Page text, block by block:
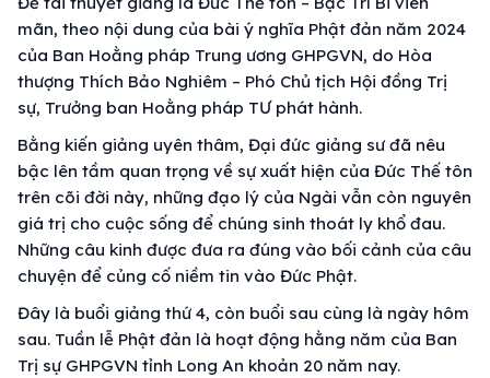
mãn, theo nội dung của bài ý nghĩa Phật đản năm 2024
của Ban Hoằng pháp Trung ương GHPGVN, do Hòa
thượng Thích Bảo Nghiêm – Phó Chủ tịch Hội đồng Trị
sự, Trưởng ban Hoằng pháp TƯ phát hành.
Bằng kiến giảng uyên thâm, Đại đức giảng sư đã nêu
bậc lên tầm quan trọng về sự xuất hiện của Đức Thế tôn
trên cõi đời này, những đạo lý của Ngài vẫn còn nguyên
giá trị cho cuộc sống để chúng sinh thoát ly khổ đau.
Những câu kinh được đưa ra đúng vào bối cảnh của câu
chuyện để củng cố niềm tin vào Đức Phật.
Đây là buổi giảng thứ 4, còn buổi sau cùng là ngày hôm
sau. Tuần lễ Phật đản là hoạt động hằng năm của Ban
Trị sự GHPGVN tỉnh Long An khoản 20 năm nay.